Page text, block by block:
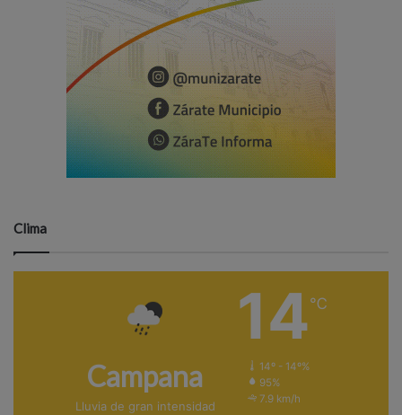
Clima
Campana
Lluvia de gran intensidad
14℃
14º - 14º%
95%
7.9 km/h